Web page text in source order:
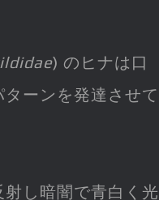
) のヒナは口
ーンを発達させて
し暗闇で青白く光